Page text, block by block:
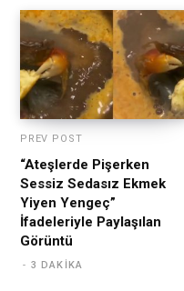
PREV POST
“Ateşlerde Pişerken
Sessiz Sedasız Ekmek
Yiyen Yengeç”
İfadeleriyle Paylaşılan
Görüntü
3 DAKIKA